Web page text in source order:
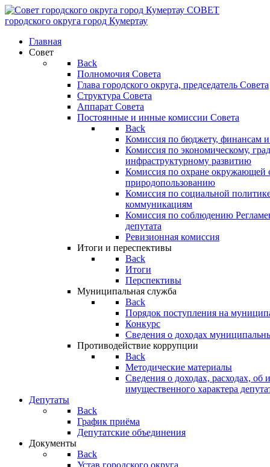
СОВЕТ
городского округа город Кумертау
Главная
Совет
Back
Полномочия Совета
Глава городского округа, председатель Совета
Структура Совета
Аппарат Совета
Постоянные и инные комиссии Совета
Back
Комиссия по бюджету, финансам и
Комиссия по экономическому,
инфраструктурному развитию
Комиссия по охране окружающей
природопользованию
Комиссия по социальной
коммуникациям
Комиссия по соблюдению
депутата
Ревизионная комиссия
Итоги и переспективы
Back
Итоги
Перспективы
Муниципальная служба
Back
Порядок поступления на
Конкурс
Сведения о доходах
Противодействие коррупции
Back
Методические материалы
Сведения о доходах, расходах, об
имущественного характера
Депутаты
Back
График приёма
Депутатские объединения
Документы
Back
Устав городского округа